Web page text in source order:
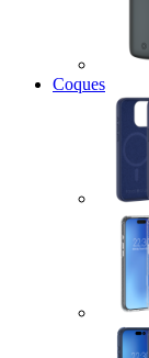
Coques